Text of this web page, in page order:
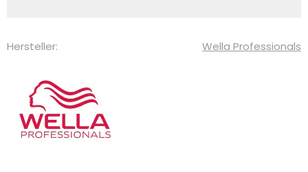
Hersteller: Wella Professionals